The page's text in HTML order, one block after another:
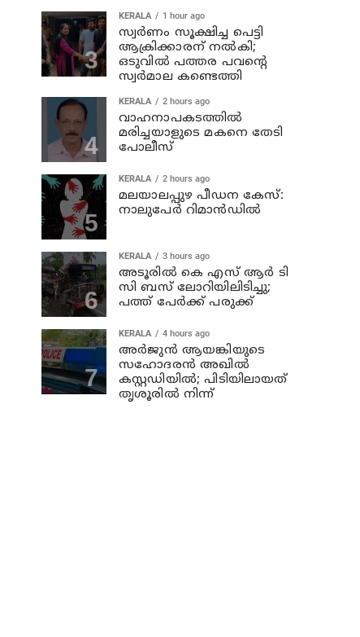
KERALA 1 hour ago
സ്വര്‍ണം സൂക്ഷിച്ച പെട്ടി
ആക്രിക്കാരന് നല്‍കി;
ഒടുവില്‍ പത്തര പവന്റെ
സ്വര്‍മാല കണ്ടെത്തി
KERALA 2 hours ago
വാഹനാപകടത്തില്‍
മരിച്ചയാളുടെ മകനെ തേടി
പോലീസ്
KERALA 2 hours ago
മലയാലപ്പുഴ പീഡന കേസ്:
നാലുപേര്‍ റിമാന്‍ഡില്‍
KERALA 3 hours ago
അടൂരില്‍ കെ എസ് ആര്‍ ടി
സി ബസ് ലോറിയിലിടിച്ചു;
പത്ത് പേര്‍ക്ക് പരുക്ക്
KERALA 4 hours ago
അര്‍ജുന്‍ ആയങ്കിയുടെ
സഹോദരന്‍ അഖില്‍
കസ്റ്റഡിയില്‍; പിടിയിലായത്
തൃശൂരില്‍ നിന്ന്